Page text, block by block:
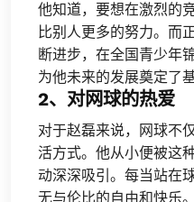
他知道，要想在激烈的
比别人更多的努力。而
断进步，在全国青少年
为他未来的发展奠定了基
2、对网球的热爱
对于赵磊来说，网球不
活方式。他从小便被这
动深深吸引。每当站在
无与伦比的自由和快乐